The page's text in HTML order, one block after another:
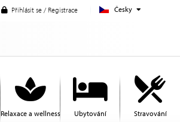
Česky
Přihlásit se / Registrace
Relaxace a wellness Ubytování Stravování